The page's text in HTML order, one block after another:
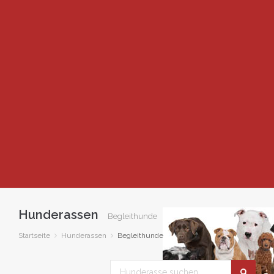
Hunderassen Begleithunde
Startseite Hunderassen Begleithunde